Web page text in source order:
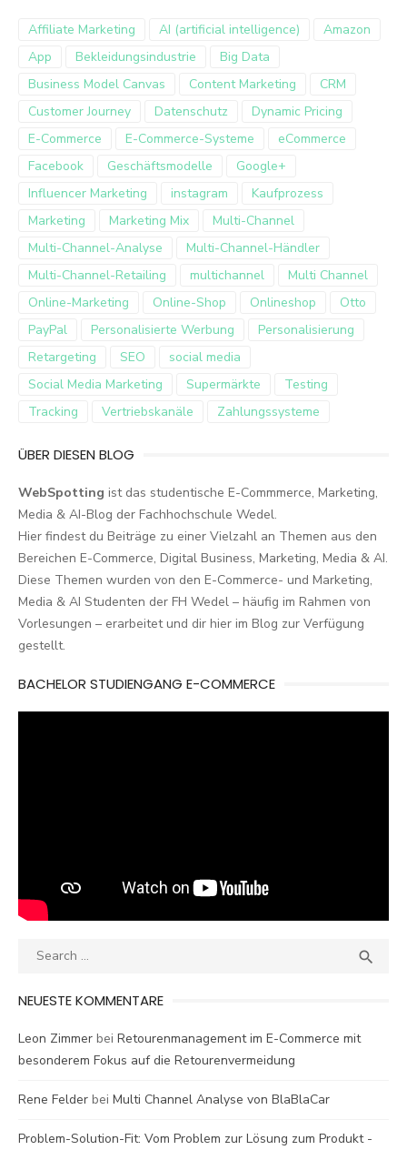
Affiliate Marketing AI (artificial intelligence)
Amazon
App
Bekleidungsindustrie
Big Data
Business Model Canvas
Content Marketing
CRM
Customer Journey
Datenschutz
Dynamic Pricing
E-Commerce
E-Commerce-Systeme
eCommerce
Facebook
Geschäftsmodelle
Google+
Influencer Marketing
instagram
Kaufprozess
Marketing
Marketing Mix
Multi-Channel
Multi-Channel-Analyse
Multi-Channel-Händler
Multi-Channel-Retailing
multichannel
Multi Channel
Online-Marketing
Online-Shop Onlineshop
Otto
PayPal
Personalisierte Werbung
Personalisierung
Retargeting
SEO
social media
Social Media Marketing
Supermärkte
Testing
Tracking
Vertriebskanäle Zahlungssysteme
ÜBER DIESEN BLOG
WebSpotting ist das studentische E-Commmerce, Marketing,
Media & AI-Blog der Fachhochschule Wedel.
Hier findest du Beiträge zu einer Vielzahl an Themen aus den
Bereichen E-Commerce, Digital Business, Marketing, Media & AI.
Diese Themen wurden von den E-Commerce- und Marketing,
Media & AI Studenten der FH Wedel – häufig im Rahmen von
Vorlesungen – erarbeitet und dir hier im Blog zur Verfügung
gestellt.
BACHELOR STUDIENGANG E-COMMERCE
Search

NEUESTE KOMMENTARE
Leon Zimmer bei Retourenmanagement im E-Commerce mit
besonderem Fokus auf die Retourenvermeidung
Rene Felder bei Multi Channel Analyse von BlaBlaCar
Problem-Solution-Fit: Vom Problem zur Lösung zum Produkt -